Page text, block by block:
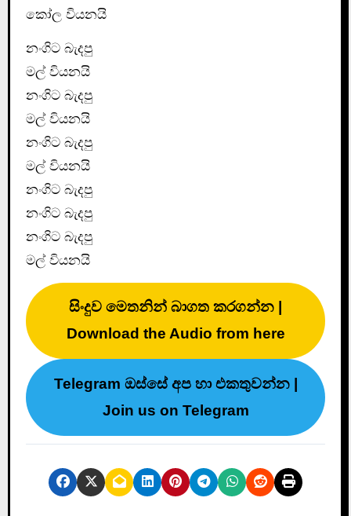
කෝල වියනයි
නංගිට බැදපු
මල් වියනයි
නංගිට බැදපු
මල් වියනයි
නංගිට බැදපු
මල් වියනයි
නංගිට බැදපු
නංගිට බැදපු
නංගිට බැදපු
මල් වියනයි
සිංදුව මෙතනින් බාගත කරගන්න |
Download the Audio from here
Telegram ඔස්සේ අප හා එකතුවන්න |
Join us on Telegram